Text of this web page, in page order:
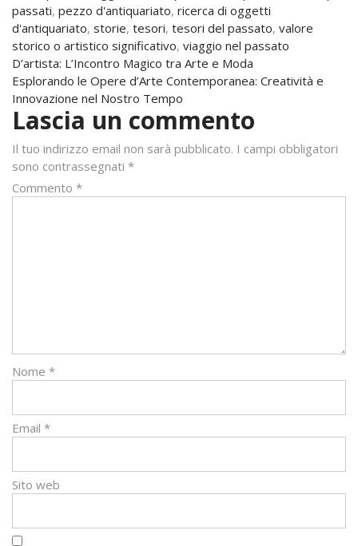
passati, pezzo d'antiquariato, ricerca di oggetti
d'antiquariato, storie, tesori, tesori del passato, valore
storico o artistico significativo, viaggio nel passato
Navigazione
articoli
D’artista: L’Incontro Magico tra Arte e Moda
Esplorando le Opere d’Arte Contemporanea: Creatività e
Innovazione nel Nostro Tempo
Lascia un commento
Il tuo indirizzo email non sarà pubblicato. I campi obbligatori
sono contrassegnati *
Commento *
Nome *
Email *
Sito web